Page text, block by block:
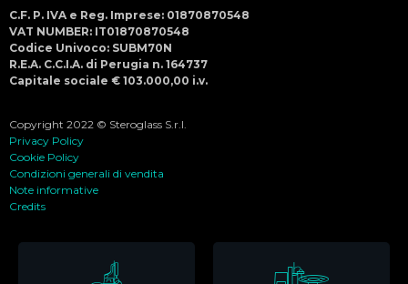
C.F. P. IVA e Reg. Imprese: 01870870548
VAT NUMBER: IT01870870548
Codice Univoco: SUBM70N
R.E.A. C.C.I.A. di Perugia n. 164737
Capitale sociale € 103.000,00 i.v.
Copyright 2022 © Steroglass S.r.l.
Privacy Policy
Cookie Policy
Condizioni generali di vendita
Note informative
Credits